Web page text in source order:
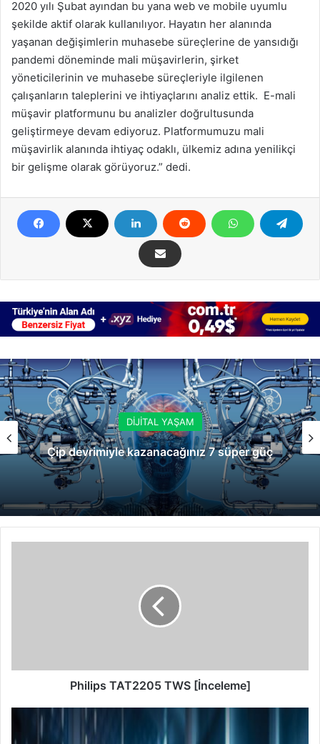
2020 yılı Şubat ayından bu yana web ve mobile uyumlu
şekilde aktif olarak kullanılıyor. Hayatın her alanında
yaşanan değişimlerin muhasebe süreçlerine de yansıdığı
pandemi döneminde mali müşavirlerin, şirket
yöneticilerinin ve muhasebe süreçleriyle ilgilenen
çalışanların taleplerini ve ihtiyaçlarını analiz ettik. E-mali
müşavir platformunu bu analizler doğrultusunda
geliştirmeye devam ediyoruz. Platformumuzu mali
müşavirlik alanında ihtiyaç odaklı, ülkemiz adına yenilikçi
bir gelişme olarak görüyoruz.” dedi.
DİJİTAL YAŞAM
Çip devrimiyle kazanacağınız 7 süper güç
Philips TAT2205 TWS [İnceleme]